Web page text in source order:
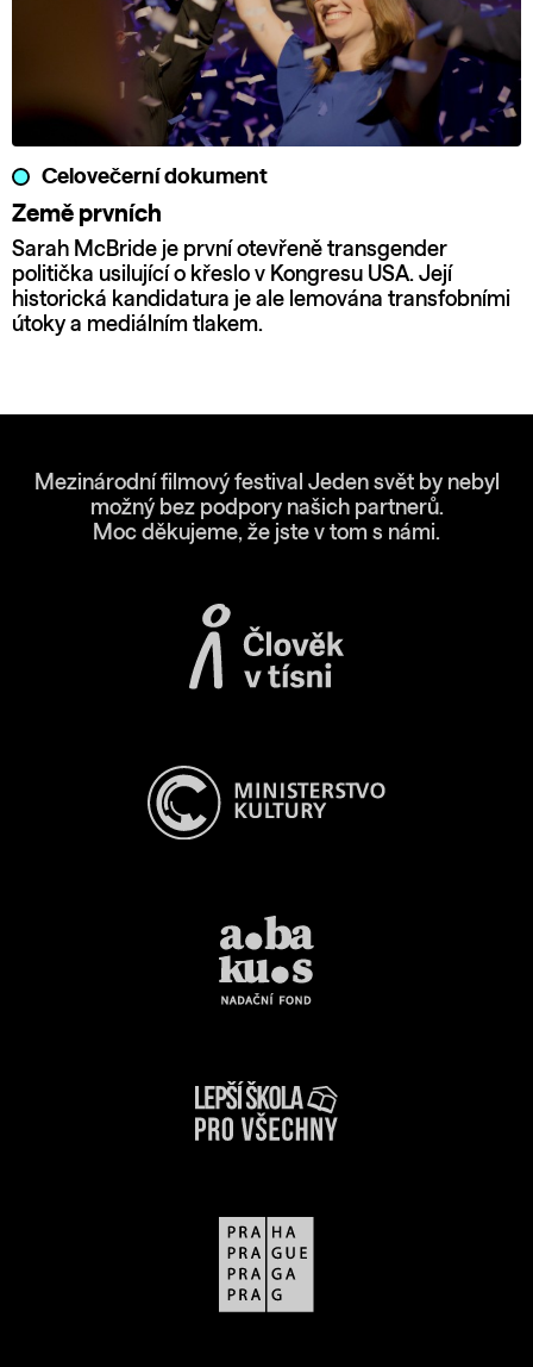
Celovečerní dokument
Země prvních
Sarah McBride je první otevřeně transgender
politička usilující o křeslo v Kongresu USA. Její
historická kandidatura je ale lemována transfobními
útoky a mediálním tlakem.
Mezinárodní filmový festival Jeden svět by nebyl
možný bez podpory našich partnerů.
Moc děkujeme, že jste v tom s námi.